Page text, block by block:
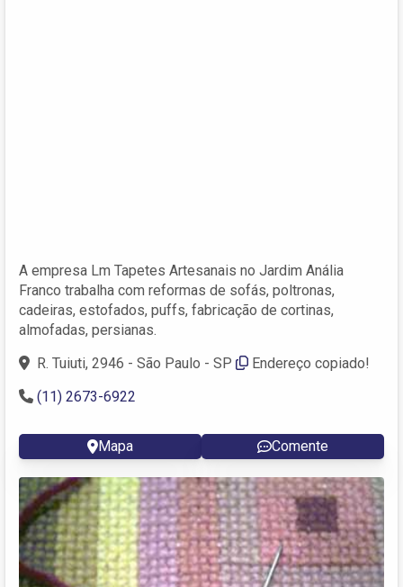
A empresa Lm Tapetes Artesanais no Jardim Anália
Franco trabalha com reformas de sofás, poltronas,
cadeiras, estofados, puffs, fabricação de cortinas,
almofadas, persianas.
R. Tuiuti, 2946 - São Paulo - SP
Endereço copiado!
(11) 2673-6922
Mapa Comente